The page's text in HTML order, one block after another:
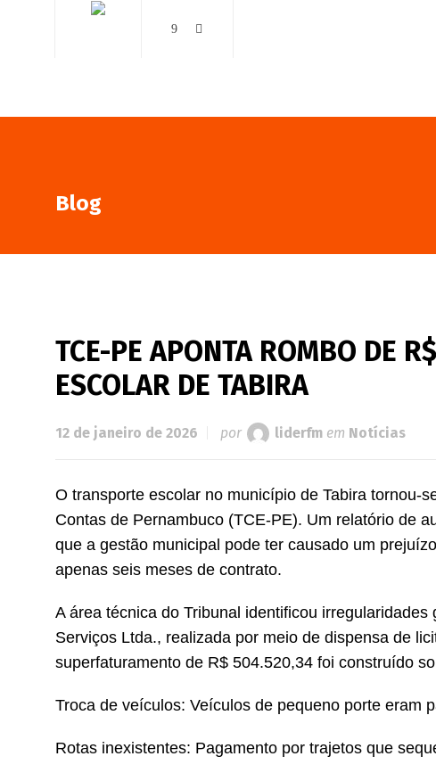
Blog
TCE-PE APONTA ROMBO DE
ESCOLAR DE TABIRA
12 de janeiro de 2026 por liderfm em Notícias
O transporte escolar no município de Tabira tornou-
Contas de Pernambuco (TCE-PE). Um relatório de
que a gestão municipal pode ter causado um
apenas seis meses de contrato.
A área técnica do Tribunal identificou
Serviços Ltda., realizada por meio de dispensa de
superfaturamento de R$ 504.520,34 foi construído
Troca de veículos: Veículos de pequeno porte eram
Rotas inexistentes: Pagamento por trajetos que